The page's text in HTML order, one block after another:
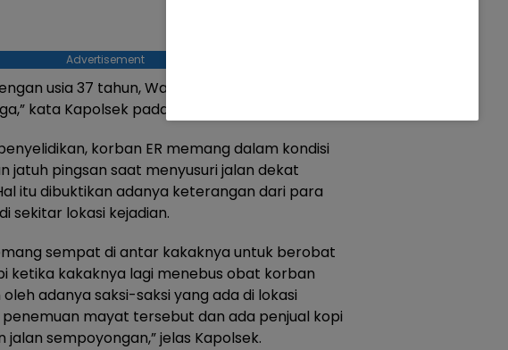
Advertisement
usia 37 tahun, Warga Jakarta Timur sesuai
kata Kapolsek pada Rabu 22 Mei 2024.
korban ER memang dalam kondisi
jatuh pingsan saat menyusuri jalan dekat
itu dibuktikan adanya keterangan dari para
sekitar lokasi kejadian.
sempat di antar kakaknya untuk berobat
ketika kakaknya lagi menebus obat korban
adanya saksi-saksi yang ada di lokasi
mayat tersebut dan ada penjual kopi
sempoyongan,” jelas Kapolsek.